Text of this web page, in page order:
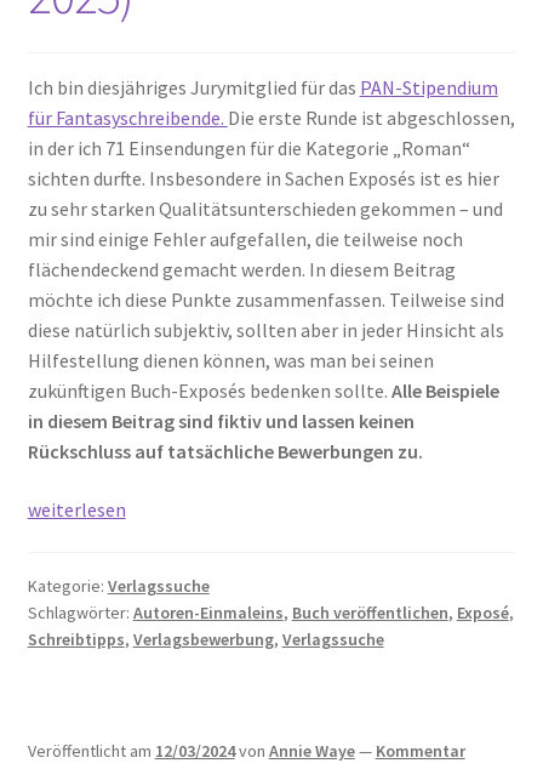
Ich bin diesjähriges Jurymitglied für das PAN-Stipendium
für Fantasyschreibende. Die erste Runde ist abgeschlossen,
in der ich 71 Einsendungen für die Kategorie „Roman“
sichten durfte. Insbesondere in Sachen Exposés ist es hier
zu sehr starken Qualitätsunterschieden gekommen – und
mir sind einige Fehler aufgefallen, die teilweise noch
flächendeckend gemacht werden. In diesem Beitrag
möchte ich diese Punkte zusammenfassen. Teilweise sind
diese natürlich subjektiv, sollten aber in jeder Hinsicht als
Hilfestellung dienen können, was man bei seinen
zukünftigen Buch-Exposés bedenken sollte. Alle Beispiele
in diesem Beitrag sind fiktiv und lassen keinen
Rückschluss auf tatsächliche Bewerbungen zu.
Fehler
Exposés
mit
2025)
weiterlesen
Kategorie: Verlagssuche
Schlagwörter: Autoren-Einmaleins, Buch veröffentlichen, Exposé,
Schreibtipps, Verlagsbewerbung, Verlagssuche
Veröffentlicht am 12/03/2024von Annie Waye— Kommentar